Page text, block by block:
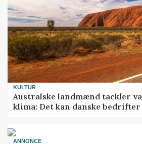
KULTUR
Australske landmænd tackler
klima: Det kan danske
ANNONCE